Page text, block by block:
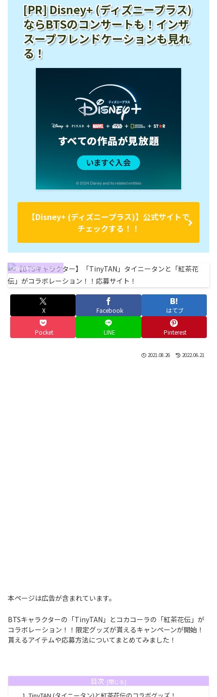
[PR] Disney+ (ディズニープラス)
ならBTSのコンサートも！インザ
スープフレンドケーションも見れ
る！
【Disney+ (ディズニープラス)】公式サイトで
チェックする！！
TinyTAN(タイニータン)
X Facebook はてブ
Pocket LINE Pinterest
2021.08.26 2022.06.21
本ページは広告が含まれています。
BTSキャラクターの「TinyTAN」とコカコーラの「紅茶花伝」が
コラボレーション！！限定グッズが貰えるキャンペーンが開始！
貰えるアイテムや応募方法についてまとめてみました！
目次